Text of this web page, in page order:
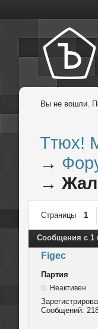
Вы не вошли.
Ттюх!
→
→
Страницы 1
Сообщения с 1
Figec
Партия
Неактивен
Сообщений: